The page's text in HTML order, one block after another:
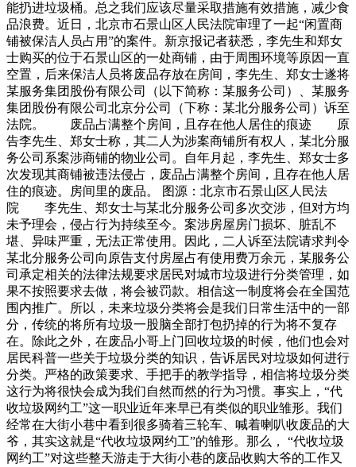
能扔进垃圾桶。总之我们应该尽量采取措施有效措施，减少食
品浪费。近日，北京市石景山区人民法院审理了一起“闲置商
铺被保洁人员占用”的案件。新京报记者获悉，李先生和郑女
士购买的位于石景山区的一处商铺，由于周围环境等原因一直
空置，后来保洁人员将废品存放在房间，李先生、郑女士遂将
某服务集团股份有限公司（以下简称：某服务公司）、某服务
集团股份有限公司北京分公司（下称：某北分服务公司）诉至
法院。 废品占满整个房间，且存在他人居住的痕迹 原
告李先生、郑女士称，其二人为涉案商铺所有权人，某北分服
务公司系案涉商铺的物业公司。自年月起，李先生、郑女士多
次发现其商铺被违法侵占，废品占满整个房间，且存在他人居
住的痕迹。房间里的废品。 图源：北京市石景山区人民法
院 李先生、郑女士与某北分服务公司多次交涉，但对方均
未予理会，侵占行为持续至今。案涉房屋房门损坏、脏乱不
堪、异味严重，无法正常使用。因此，二人诉至法院请求判令
某北分服务公司向原告支付房屋占有使用费万余元，某服务公
司承定相关的法律法规要求居民对城市垃圾进行分类管理，如
果不按照要求去做，将会被罚款。相信这一制度将会在全国范
围内推广。所以，未来垃圾分类将会是我们日常生活中的一部
分，传统的将所有垃圾一股脑全部打包扔掉的行为将不复存
在。除此之外，在废品小哥上门回收垃圾的时候，他们也会对
居民科普一些关于垃圾分类的知识，告诉居民对垃圾如何进行
分类。严格的政策要求、手把手的教学指导，相信将垃圾分类
这行为将很快会成为我们自然而然的行为习惯。事实上，“代
收垃圾网约工”这一职业近年来早已有类似的职业雏形。我们
经常在大街小巷中看到很多骑着三轮车、喊着喇叭收废品的大
爷，其实这就是“代收垃圾网约工”的雏形。那么， “代收垃圾
网约工”对这些整天游走于大街小巷的废品收购大爷的工作又